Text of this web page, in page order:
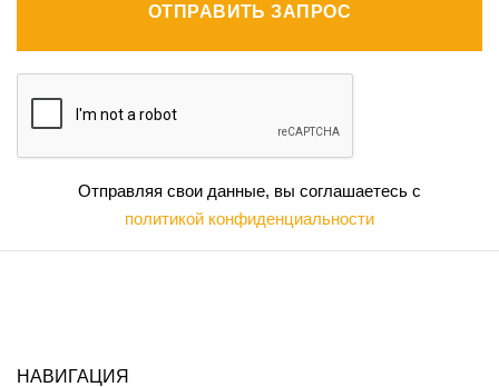
ОТПРАВИТЬ ЗАПРОС
Отправляя свои данные, вы соглашаетесь с
политикой конфиденциальности
НАВИГАЦИЯ